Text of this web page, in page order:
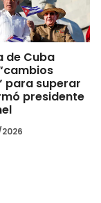
de Cuba
para superar
presidente